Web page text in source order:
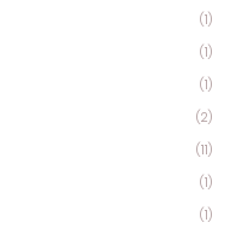
(1)
(1)
(1)
(2)
(11)
(1)
(1)